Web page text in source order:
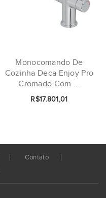
Monocomando De
Cozinha Deca Enjoy Pro
Cromado Com ...
R$17.801,01
Contato